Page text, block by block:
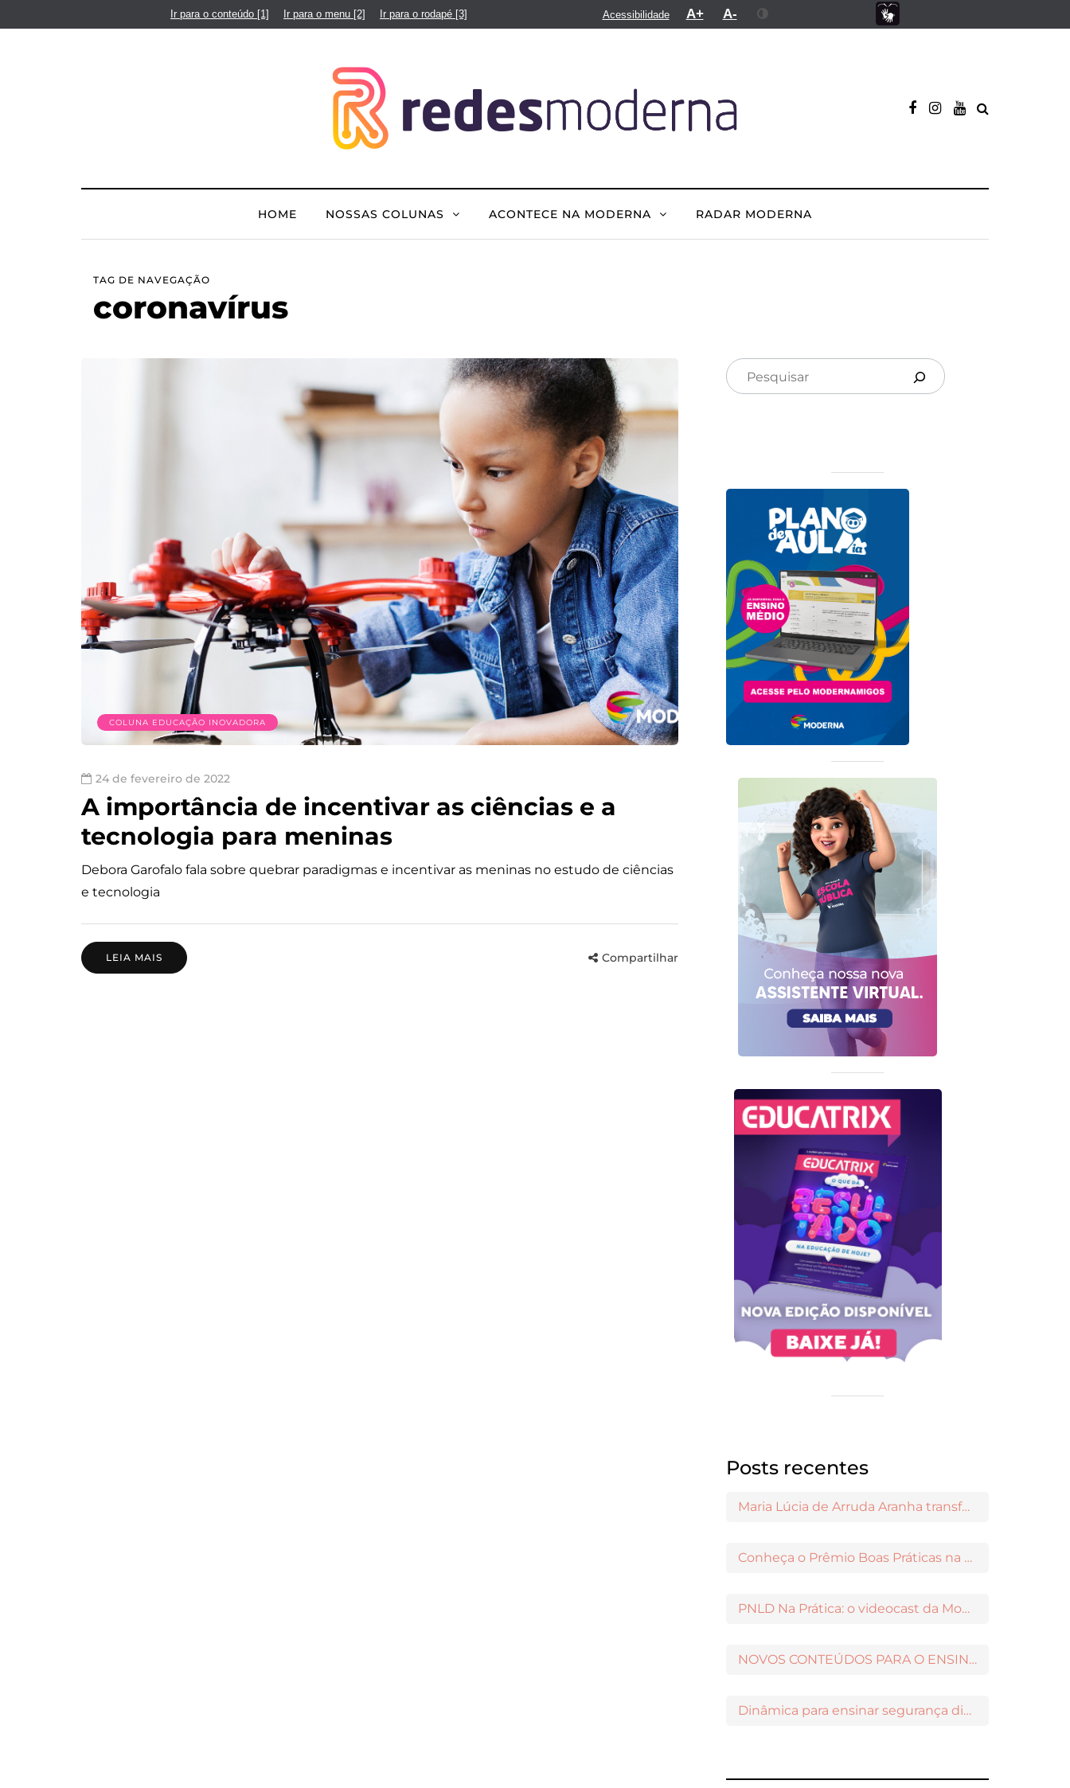
Ir para o conteúdo [1] Ir para o menu [2] Ir para o rodapé [3] Acessibilidade A+ A-
HOME NOSSAS COLUNAS ACONTECE NA MODERNA RADAR MODERNA
TAG DE NAVEGAÇÃO
coronavírus
COLUNA EDUCAÇÃO INOVADORA
24 de fevereiro de 2022
A importância de incentivar as ciências e a
tecnologia para meninas
Debora Garofalo fala sobre quebrar paradigmas e incentivar as meninas no estudo de ciências
e tecnologia
LEIA MAIS Compartilhar
Posts recentes
Maria Lúcia de Arruda Aranha transformou o ensino de Filosofia no Brasil
Conheça o Prêmio Boas Práticas na Escola
PNLD Na Prática: o videocast da Moderna para apoiar a escolha das obras aprovadas
NOVOS CONTEÚDOS PARA O ENSINO MÉDIO DISPONÍVEIS NO MODERNAMIGOS
Dinâmica para ensinar segurança digital nos Anos Iniciais